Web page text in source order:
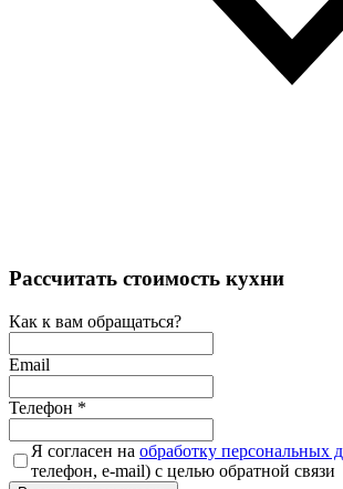
Рассчитать стоимость кухни
Как к вам обращаться?
Email
Телефон *
Я согласен на обработку персональных
телефон, e-mail) с целью обратной связи